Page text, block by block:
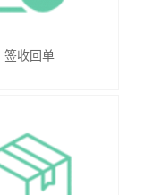
签收回单